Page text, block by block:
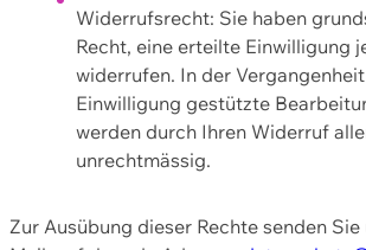
Widerrufsrecht: Sie haben
Recht, eine erteilte Einwilligung
widerrufen. In der
Einwilligung gestützte
werden durch Ihren Widerruf
unrechtmässig.
Zur Ausübung dieser Rechte senden